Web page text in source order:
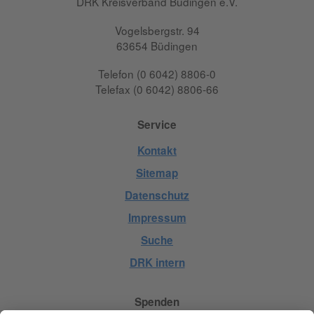
Vogelsbergstr. 94
63654 Büdingen
Telefon (0 6042) 8806-0
Telefax (0 6042) 8806-66
Service
Kontakt
Sitemap
Datenschutz
Impressum
Suche
DRK intern
Spenden